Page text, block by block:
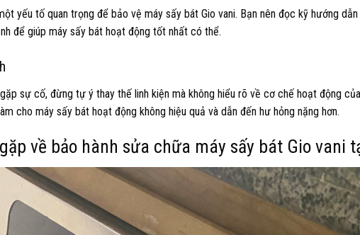
yếu tố quan trọng để bảo vệ máy sấy bát Gio vani. Bạn nên đọc kỹ hướng
để giúp máy sấy bát hoạt động tốt nhất có thể.
sự cố, đừng tự ý thay thế linh kiện mà không hiểu rõ về cơ chế hoạt động
cho máy sấy bát hoạt động không hiệu quả và dẫn đến hư hỏng nặng hơn.
về bảo hành sửa chữa máy sấy bát Gio vani